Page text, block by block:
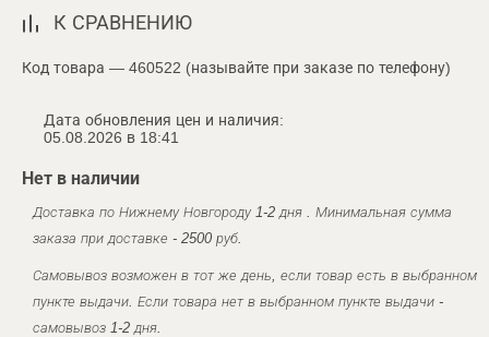
К СРАВНЕНИЮ
Код товара — 460522 (называйте при заказе по телефону)
Дата обновления цен и наличия:
05.08.2026 в 18:41
Нет в наличии
Доставка по Нижнему Новгороду 1-2 дня . Минимальная сумма
заказа при доставке - 2500 руб.
Самовывоз возможен в тот же день, если товар есть в выбранном
пункте выдачи. Если товара нет в выбранном пункте выдачи -
самовывоз 1-2 дня.